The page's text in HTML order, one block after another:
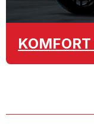
KOMFORT